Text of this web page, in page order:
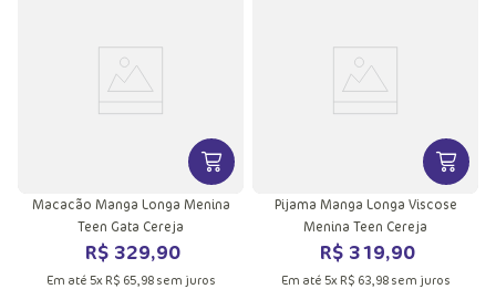
VER MAIS INFORMAÇÕES DO
Macacão Manga Longa Menina
Teen Gata Cereja
R$ 329,90
Em até 5x R$ 65,98sem juros
VER
Pijama Manga Longa Viscose
Menina Teen Cereja
R$ 319,90
Em até 5x R$ 63,98sem juros